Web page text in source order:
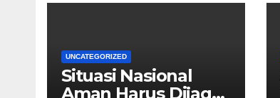
UNCATEGORIZED
Situasi Nasional
Aman Harus Dijaga